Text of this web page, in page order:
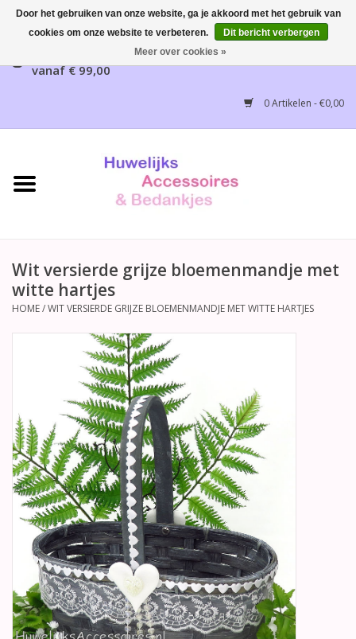
Gratis verzending mogelijk, NL vanaf € 65,00, België
vanaf € 99,00
0 Artikelen - €0,00
Home
Bruidsaccessoires
Huwelijksreceptie
Betty Boop Huwelijk
Jubileum
Geboorte, Doop en
Communie
SALE
Wit versierde grijze bloemenmandje met
witte hartjes
HOME/WIT VERSIERDE GRIJZE BLOEMENMANDJE MET WITTE HARTJES
Door het gebruiken van onze website, ga je akkoord met het gebruik van
cookies om onze website te verbeteren.
Dit bericht verbergen
Meer over cookies »